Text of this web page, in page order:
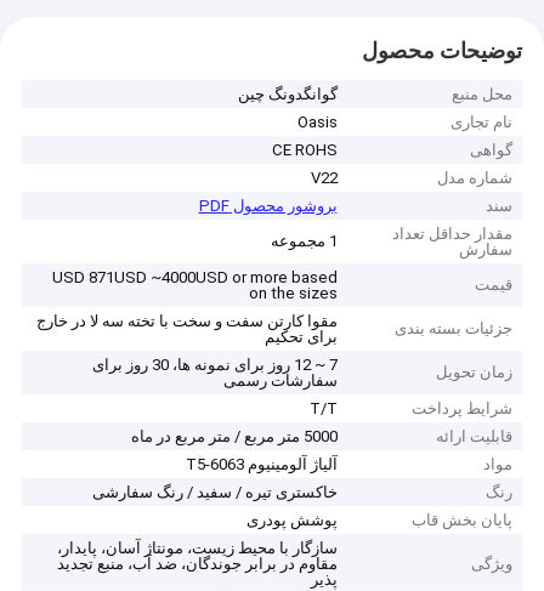
توضیحات محصول
محل منبع
گوانگدونگ چین
نام تجاری
Oasis
گواهی
CE ROHS
شماره مدل
V22
سند
بروشور محصول PDF
مقدار حداقل تعداد
سفارش
1 مجموعه
قیمت
USD 871USD ~4000USD or more based
on the sizes
جزئیات بسته بندی
مقوا کارتن سفت و سخت با تخته سه لا در خارج
برای تحکیم
زمان تحویل
7 ~ 12 روز برای نمونه ها، 30 روز برای
سفارشات رسمی
شرایط پرداخت
T/T
قابلیت ارائه
5000 متر مربع / متر مربع در ماه
مواد
آلیاژ آلومینیوم 6063-T5
رنگ
خاکستری تیره / سفید / رنگ سفارشی
پایان بخش قاب
پوشش پودری
ویژگی
سازگار با محیط زیست، مونتاژ آسان، پایدار،
مقاوم در برابر جوندگان، ضد آب، منبع تجدید
پذیر